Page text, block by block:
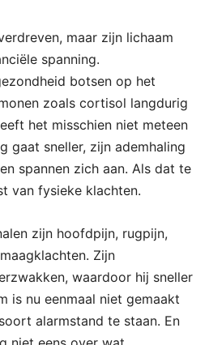
maar zijn lichaam
spanning.
botsen op het
zoals cortisol langdurig
het misschien niet meteen
gaat sneller, zijn ademhaling
spannen zich aan. Als dat te
van fysieke klachten.
zijn hoofdpijn, rugpijn,
Zijn
waardoor hij sneller
is nu eenmaal niet gemaakt
alarmstand te staan. En